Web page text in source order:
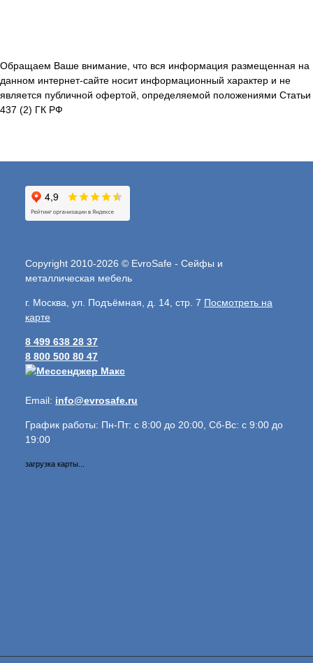
Обращаем Ваше внимание, что вся информация размещенная на
данном интернет-сайте носит информационный характер и не
является публичной офертой, определяемой положениями Статьи
437 (2) ГК РФ
Copyright 2010-2026 © EvroSafe - Сейфы и
металлическая мебель
г. Москва, ул. Подъёмная, д. 14, стр. 7 Посмотреть на
карте
8 499 638 28 37
8 800 500 80 47
Email: info@evrosafe.ru
График работы: Пн-Пт: с 8:00 до 20:00, Сб-Вс: с 9:00 до
19:00
загрузка карты...